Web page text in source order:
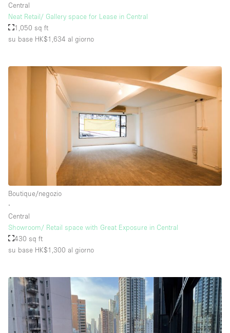
Central
Neat Retail/ Gallery space for Lease in Central
1,050 sq ft
su base HK$1,634 al giorno
Boutique/negozio
∙
Central
Showroom/ Retail space with Great Exposure in Central
430 sq ft
su base HK$1,300 al giorno